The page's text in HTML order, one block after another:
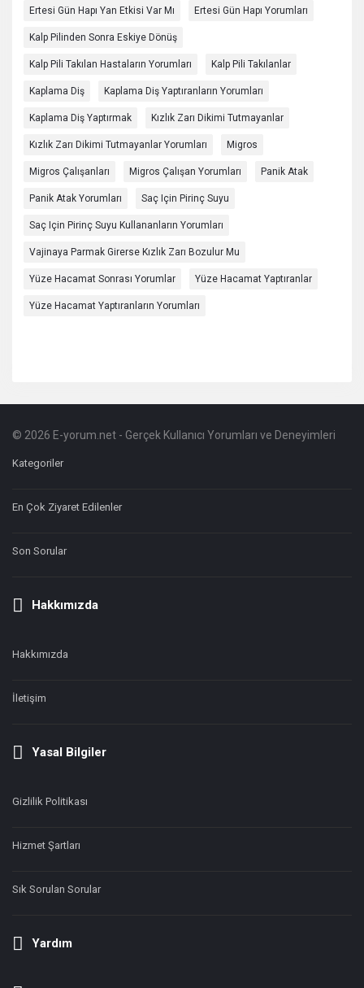
Ertesi Gün Hapı Yan Etkisi Var Mı Ertesi Gün Hapı Yorumları
Kalp Pilinden Sonra Eskiye Dönüş
Kalp Pili Takılan Hastaların Yorumları Kalp Pili Takılanlar
Kaplama Diş Kaplama Diş Yaptıranların Yorumları
Kaplama Diş Yaptırmak Kızlık Zarı Dikimi Tutmayanlar
Kızlık Zarı Dikimi Tutmayanlar Yorumları Migros
Migros Çalışanları Migros Çalışan Yorumları Panik Atak
Panik Atak Yorumları Saç Için Pirinç Suyu
Saç Için Pirinç Suyu Kullananların Yorumları
Vajinaya Parmak Girerse Kızlık Zarı Bozulur Mu
Yüze Hacamat Sonrası Yorumlar Yüze Hacamat Yaptıranlar
Yüze Hacamat Yaptıranların Yorumları
Footer
Hakkında
© 2026 E-yorum.net - Gerçek Kullanıcı Yorumları ve Deneyimleri
Kategoriler
En Çok Ziyaret Edilenler
Son Sorular
Hakkımızda
Hakkımızda
İletişim
Yasal Bilgiler
Gizlilik Politikası
Hizmet Şartları
Sık Sorulan Sorular
Yardım